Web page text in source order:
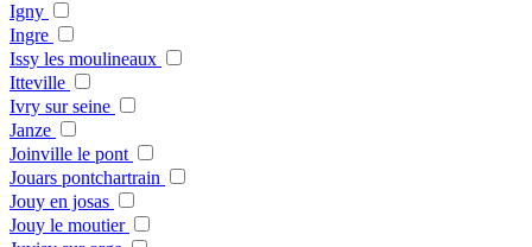
Igny
Ingre
Issy les moulineaux
Itteville
Ivry sur seine
Janze
Joinville le pont
Jouars pontchartrain
Jouy en josas
Jouy le moutier